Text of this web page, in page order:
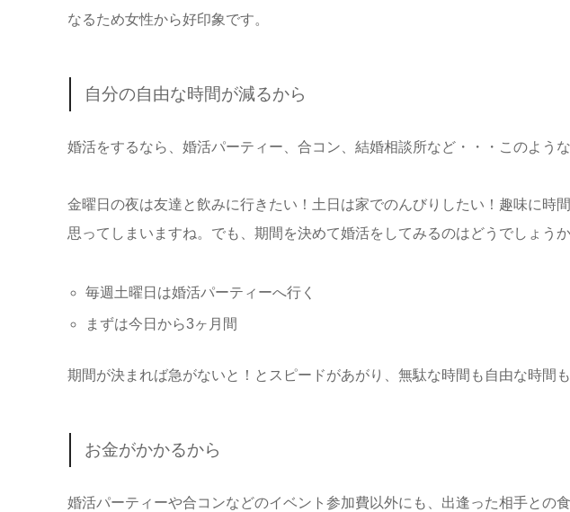
なるため女性から好印象です。
自分の自由な時間が減るから
婚活をするなら、婚活パーティー、合コン、結婚相談所など・・・このよう
金曜日の夜は友達と飲みに行きたい！土日は家でのんびりしたい！趣味に時
思ってしまいますね。でも、期間を決めて婚活をしてみるのはどうでしょうか
毎週土曜日は婚活パーティーへ行く
まずは今日から3ヶ月間
期間が決まれば急がないと！とスピードがあがり、無駄な時間も自由な時間
お金がかかるから
婚活パーティーや合コンなどのイベント参加費以外にも、出逢った相手との